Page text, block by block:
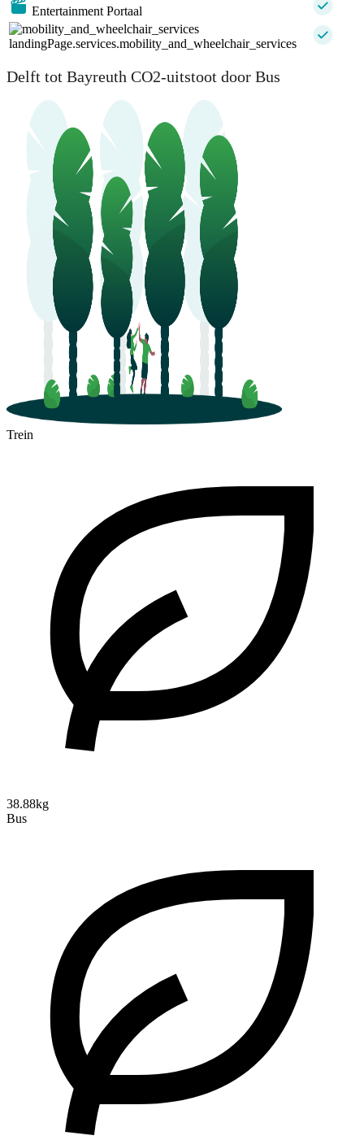
Entertainment Portaal
landingPage.services.mobility_and_wheelchair_services
Delft tot Bayreuth CO2-uitstoot door Bus
Trein
38.88kg
Bus